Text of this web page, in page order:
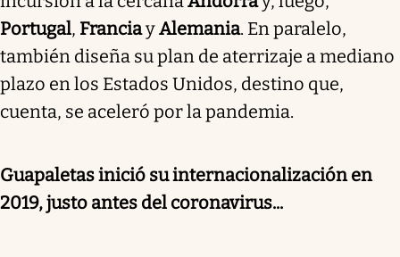
Portugal, FranciayAlemania. En paralelo,
también diseña su plan de aterrizaje a mediano
plazo en los Estados Unidos, destino que,
cuenta, se aceleró por la pandemia.
Guapaletas inició su internacionalización en
2019, justo antes del coronavirus...